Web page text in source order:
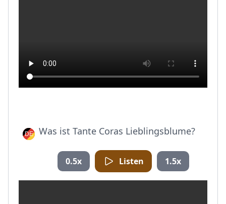
Was ist Tante Coras Lieblingsblume?
0.5x Listen 1.5x